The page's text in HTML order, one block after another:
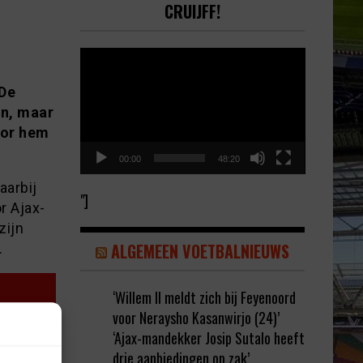
maar
hem
Ajax-
CRUIJFF!
00:00 48:20
"]
ALGEMEEN VOETBALNIEUWS
‘Willem II meldt zich bij Feyenoord
voor Neraysho Kasanwirjo (24)’
‘Ajax-mandekker Josip Sutalo heeft
drie aanbiedingen op zak’